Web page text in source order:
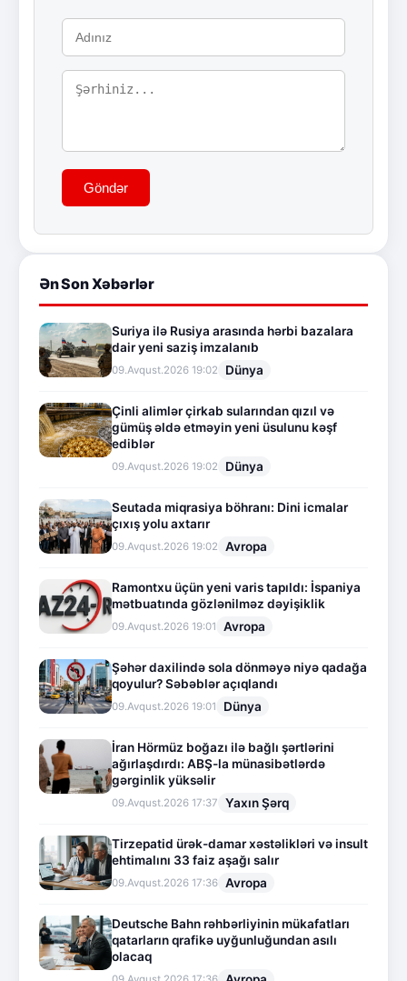
Göndər
Ən Son Xəbərlər
Suriya ilə Rusiya arasında hərbi bazalara
dair yeni saziş imzalanıb
09.Avqust.2026 19:02 Dünya
Çinli alimlər çirkab sularından qızıl və
gümüş əldə etməyin yeni üsulunu kəşf
ediblər
09.Avqust.2026 19:02 Dünya
Seutada miqrasiya böhranı: Dini icmalar
çıxış yolu axtarır
09.Avqust.2026 19:02 Avropa
Ramontxu üçün yeni varis tapıldı: İspaniya
mətbuatında gözlənilməz dəyişiklik
09.Avqust.2026 19:01 Avropa
Şəhər daxilində sola dönməyə niyə qadağa
qoyulur? Səbəblər açıqlandı
09.Avqust.2026 19:01 Dünya
İran Hörmüz boğazı ilə bağlı şərtlərini
ağırlaşdırdı: ABŞ-la münasibətlərdə
gərginlik yüksəlir
09.Avqust.2026 17:37 Yaxın Şərq
Tirzepatid ürək-damar xəstəlikləri və insult
ehtimalını 33 faiz aşağı salır
09.Avqust.2026 17:36 Avropa
Deutsche Bahn rəhbərliyinin mükafatları
qatarların qrafikə uyğunluğundan asılı
olacaq